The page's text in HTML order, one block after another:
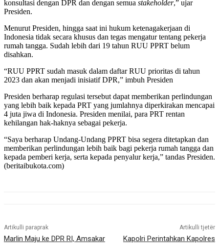
konsultasi dengan DPR dan dengan semua stakeholder,” ujar
Presiden.
Menurut Presiden, hingga saat ini hukum ketenagakerjaan di
Indonesia tidak secara khusus dan tegas mengatur tentang pekerja
rumah tangga. Sudah lebih dari 19 tahun RUU PPRT belum
disahkan.
“RUU PPRT sudah masuk dalam daftar RUU prioritas di tahun
2023 dan akan menjadi inisiatif DPR,” imbuh Presiden
Presiden berharap regulasi tersebut dapat memberikan perlindungan
yang lebih baik kepada PRT yang jumlahnya diperkirakan mencapai
4 juta jiwa di Indonesia. Presiden menilai, para PRT rentan
kehilangan hak-haknya sebagai pekerja.
“Saya berharap Undang-Undang PPRT bisa segera ditetapkan dan
memberikan perlindungan lebih baik bagi pekerja rumah tangga dan
kepada pemberi kerja, serta kepada penyalur kerja,” tandas Presiden.
(beritaibukota.com)
Artikulli paraprak
Marlin Maju ke DPR RI, Amsakar
Artikulli tjetër
Kapolri Perintahkan Kapolres